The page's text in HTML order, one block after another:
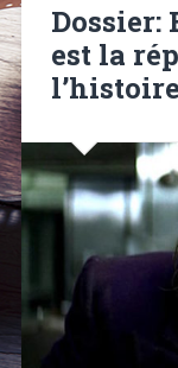
Dossier:
est la